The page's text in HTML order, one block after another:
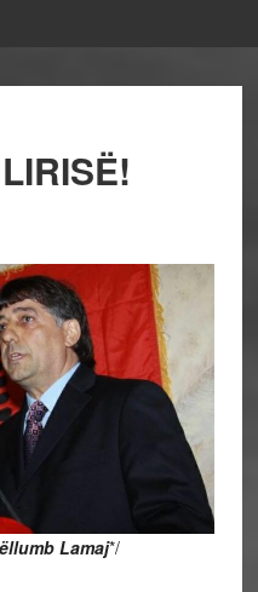
Lamaj*/